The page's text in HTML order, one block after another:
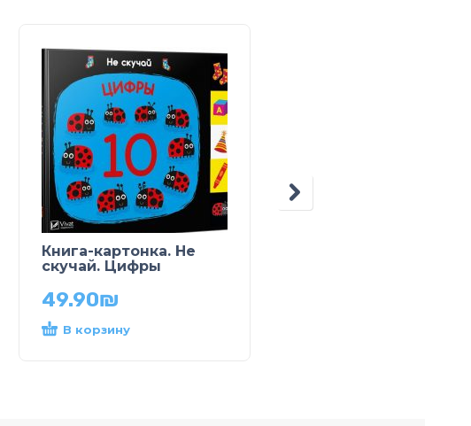
Книга-картонка. Не
скучай. Цифры
49.90₪
В корзину